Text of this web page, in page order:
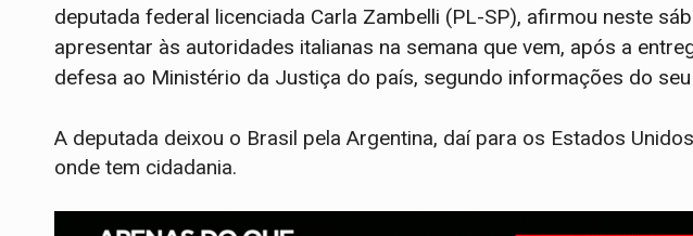
deputada federal licenciada Carla Zambelli (PL-SP), afirmou neste
apresentar às autoridades italianas na semana que vem, após a
defesa ao Ministério da Justiça do país, segundo informações do
A deputada deixou o Brasil pela Argentina, daí para os Estados
onde tem cidadania.